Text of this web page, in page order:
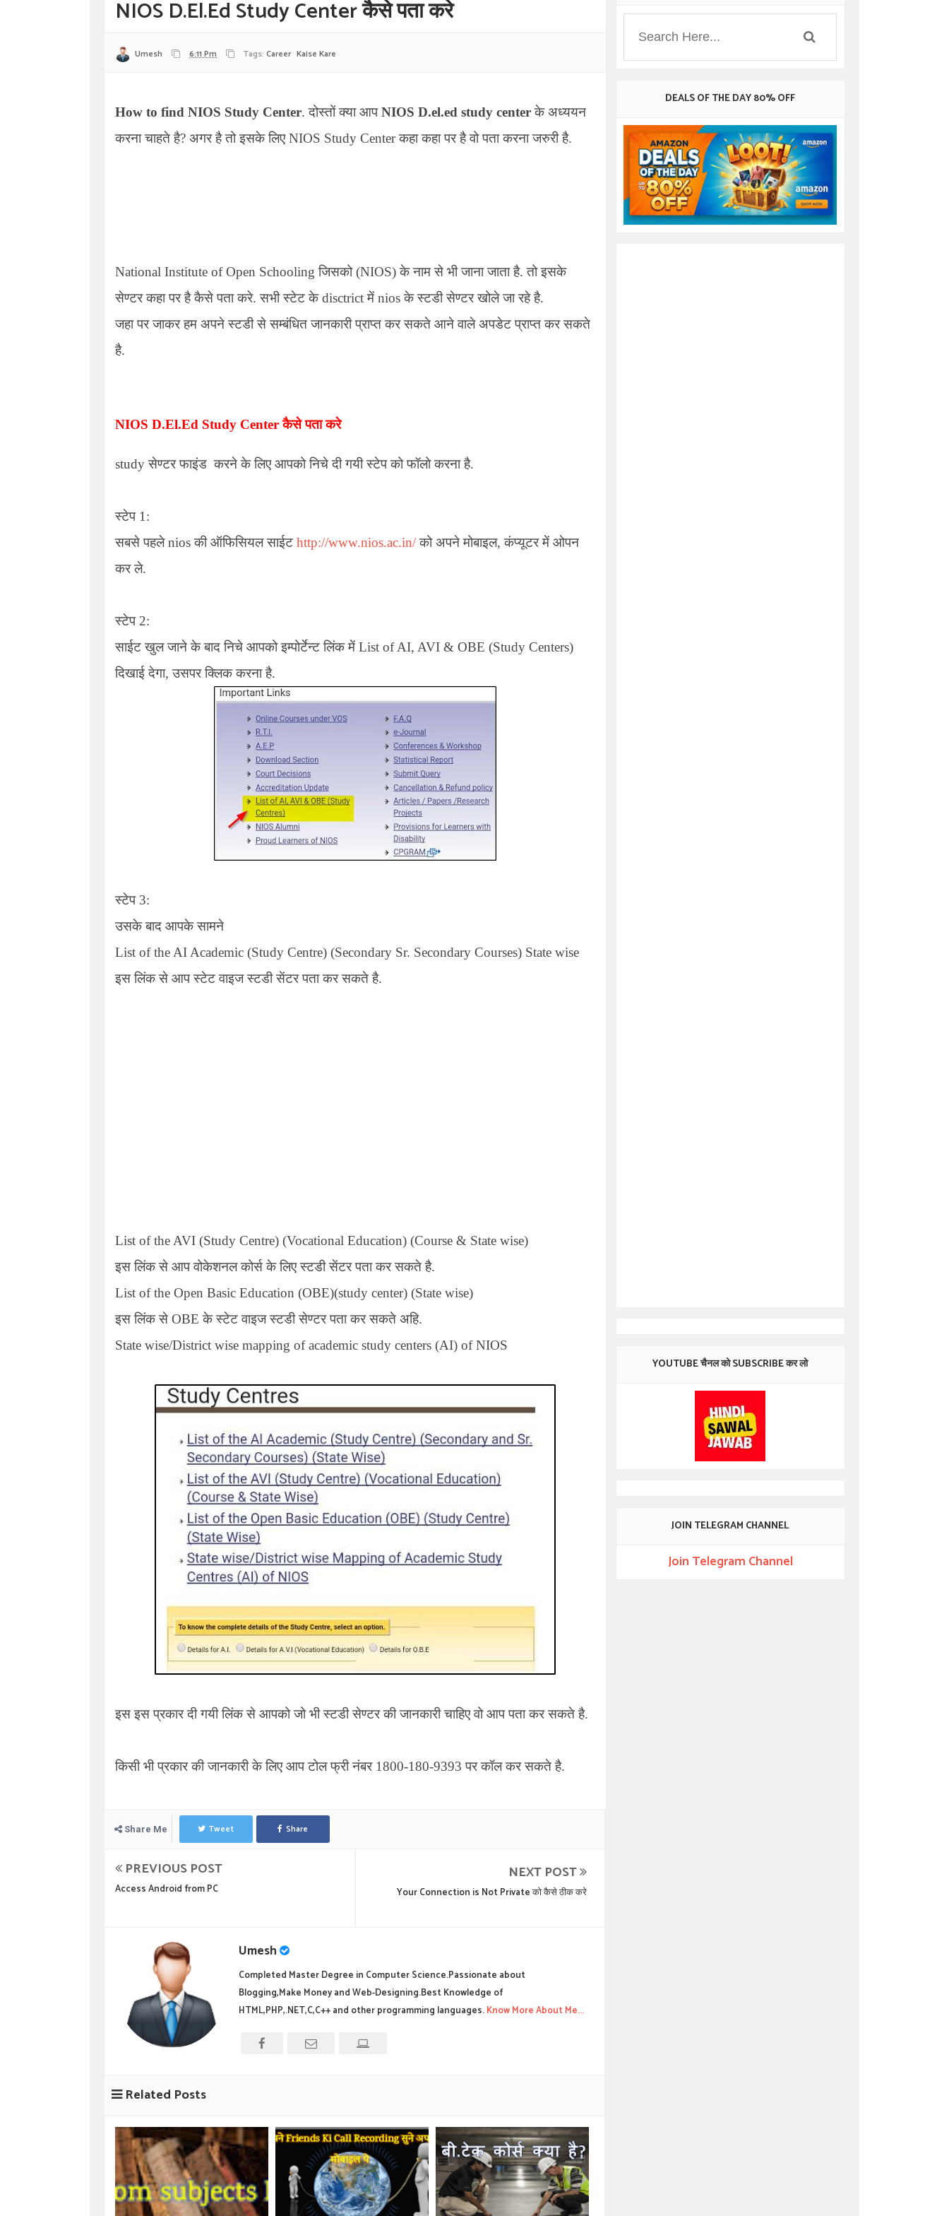
NIOS D.el.ed Study Center कैसे पता करे
Umesh 6:11 Pm Tags: Career Kaise Kare
How to find NIOS Study Center.दोस्तों क्या आपNIOS D.el.ed study centerके अध्ययन
करना चाहते है? अगर है तो इसके लिएNIOS Study Centerकहा कहा पर है वो पता करना जरुरी है.
National Institute of Open Schoolingजिसको (NIOS)के नाम से भी जाना जाता है. तो इसके
सेण्टर कहा पर है कैसे पता करे. सभी स्टेट के disctrict में nios के स्टडी सेण्टर खोले जा रहे है.
जहा पर जाकर हम अपने स्टडी से सम्बंधित जानकारी प्राप्त कर सकते आने वाले अपडेट प्राप्त कर सकते
है.
NIOS D.el.ed Study Centerकैसे पता करे
study सेण्टर फाइंड करने के लिए आपको निचे दी गयी स्टेप को फॉलो करना है.
स्टेप 1:
सबसे पहले nios की ऑफिसियल साईट http://www.nios.ac.in/को अपने मोबाइल, कंप्यूटर में ओपन
कर ले.
स्टेप 2:
साईट खुल जाने के बाद निचे आपको इम्पोर्टेन्ट लिंक में List of AI, AVI & OBE (Study Centers)
दिखाई देगा, उसपर क्लिक करना है.
स्टेप 3:
उसके बाद आपके सामने
List of the AI Academic (Study Centre) (Secondary Sr. Secondary Courses) State wise
इस लिंक से आप स्टेट वाइज स्टडी सेंटर पता कर सकते है.
List of the AVI (Study Centre) (Vocational Education) (Course & State wise)
इस लिंक से आप वोकेशनल कोर्स के लिए स्टडी सेंटर पता कर सकते है.
List of the Open Basic Education (OBE)(study center) (State wise)
इस लिंक से OBE के स्टेट वाइज स्टडी सेण्टर पता कर सकते अहि.
State wise/District wise mapping of academic study centers (AI) of NIOS
इस इस प्रकार दी गयी लिंक से आपको जो भी स्टडी सेण्टर की जानकारी चाहिए वो आप पता कर सकते है.
किसी भी प्रकार की जानकारी के लिए आप टोल फ्री नंबर 1800-180-9393पर कॉल कर सकते है.
Share Me Tweet Share
PREVIOUS POST
Access Android from PC
NEXT POST
Your Connection is Not Private को कैसे ठीक करे
Umesh
Completed Master Degree in Computer Science.Passionate about
Blogging,Make Money and Web-Designing.Best Knowledge of
HTML,PHP,.NET,C,C++ and other programming languages.Know More About Me...
Related Posts
DEALS OF THE DAY 80% OFF
YOUTUBE चैनल को SUBSCRIBE कर लो
JOIN TELEGRAM CHANNEL
Join Telegram Channel